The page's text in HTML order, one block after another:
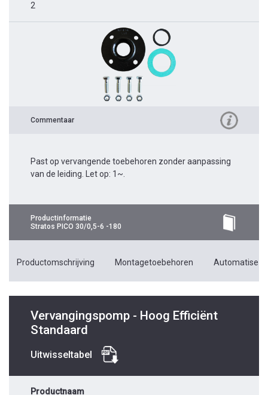
2
Commentaar
Past op vervangende toebehoren zonder aanpassing
van de leiding. Let op: 1~.
Productinformatie
Stratos PICO 30/0,5-6 -180
Productomschrijving Montagetoebehoren
Vervangingspomp - Hoog Efficiënt
Standaard
Uitwisseltabel
Productnaam